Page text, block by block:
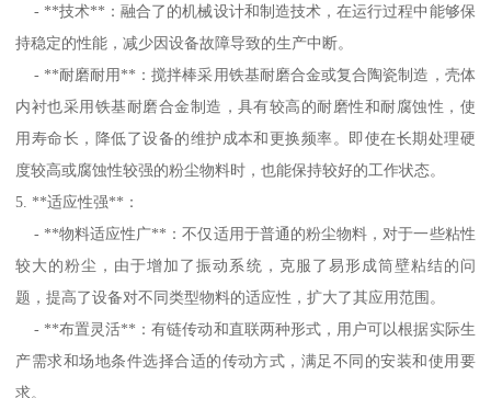
- **技术**：融合了的机械设计和制造技术，在运行过程中能够保
持稳定的性能，减少因设备故障导致的生产中断。
- **耐磨耐用**：搅拌棒采用铁基耐磨合金或复合陶瓷制造，壳体
内衬也采用铁基耐磨合金制造，具有较高的耐磨性和耐腐蚀性，使
用寿命长，降低了设备的维护成本和更换频率。即使在长期处理硬
度较高或腐蚀性较强的粉尘物料时，也能保持较好的工作状态。
5. **适应性强**：
- **物料适应性广**：不仅适用于普通的粉尘物料，对于一些粘性
较大的粉尘，由于增加了振动系统，克服了易形成筒壁粘结的问
题，提高了设备对不同类型物料的适应性，扩大了其应用范围。
- **布置灵活**：有链传动和直联两种形式，用户可以根据实际生
产需求和场地条件选择合适的传动方式，满足不同的安装和使用要
求。